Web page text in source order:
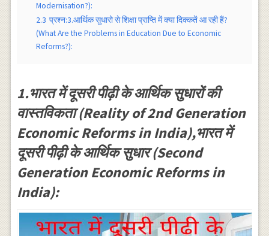
Modernisation?):
2.3 प्रश्न:3.आर्थिक सुधारो से शिक्षा प्राप्ति में क्या दिक्कतें आ रही हैं?
(What Are the Problems in Education Due to Economic
Reforms?):
1.भारत में दूसरी पीढ़ी के आर्थिक सुधारों की
वास्तविकता (Reality of 2nd Generation
Economic Reforms in India),भारत में
दूसरी पीढ़ी के आर्थिक सुधार (Second
Generation Economic Reforms in
India):